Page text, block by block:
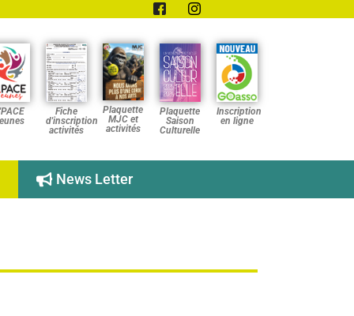
Fiche
d'inscription
activités
Plaquette
MJC et
activités
Plaquette
Saison
Culturelle
Inscription
en ligne
News Letter